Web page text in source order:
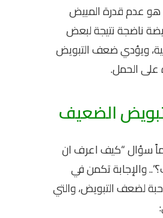
عدم قدرة المبيض
ناضجة نتيجة لبعض
ويؤدي ضعف التبويض
على الحمل.
الضعيف
سؤال “كيف اعرف ان
والإجابة تكمن في
لضعف التبويض، والتي